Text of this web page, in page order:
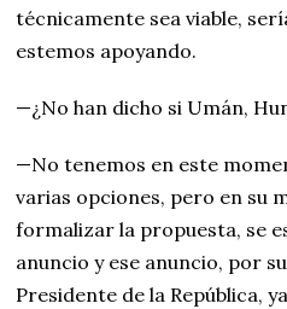
técnicamente sea viable,
estemos apoyando.
—¿No han dicho si Umán,
—No tenemos en este
varias opciones, pero en su
formalizar la propuesta, se
anuncio y ese anuncio, por
Presidente de la República,